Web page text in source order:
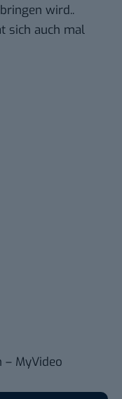
wird..
sich auch mal
MyVideo